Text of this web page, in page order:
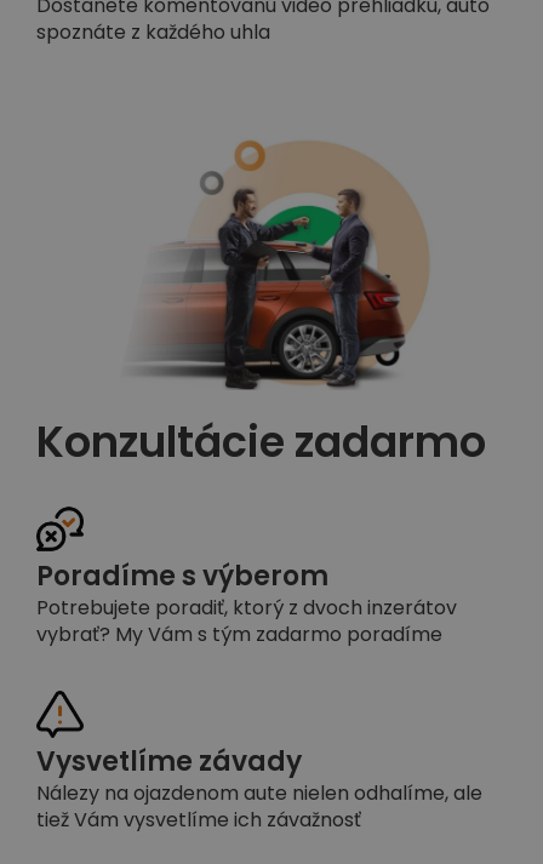
Dostanete komentovanú video prehliadku, auto
spoznáte z každého uhla
Konzultácie zadarmo
Poradíme s výberom
Potrebujete poradiť, ktorý z dvoch inzerátov
vybrať? My Vám s tým zadarmo poradíme
Vysvetlíme závady
Nálezy na ojazdenom aute nielen odhalíme, ale
tiež Vám vysvetlíme ich závažnosť